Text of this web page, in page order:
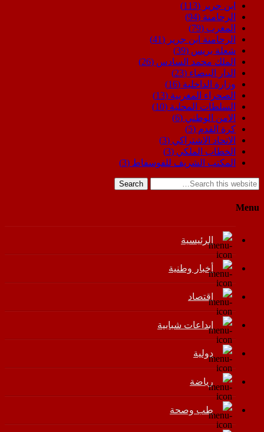
ابن جرير (113)
الرحامنة (94)
المغرب (79)
الرحامنة ابن جرير (41)
شعلة بريس (39)
الملك محمد السادس (26)
الدار البيضاء (23)
وزارة الداخلية (16)
الصحراء المغربية (13)
السلطات المحلية (10)
الامن الوطني (6)
كرة القدم (5)
الاتحاد الاشتراكي (3)
الخطاب الملكي (3)
المكتب الشريف للفوسفاط (3)
Search
Menu
الرئيسية
أخبار وطنية
اقتصاد
إبداعات شبابية
دولية
رياضة
طب وصحة